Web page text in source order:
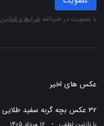
با عضویت در خبرنامه شرایط و قوانین
عکس های اخیر
32 عکس بچه گربه سفید طلایی که قلبتان را میبرد